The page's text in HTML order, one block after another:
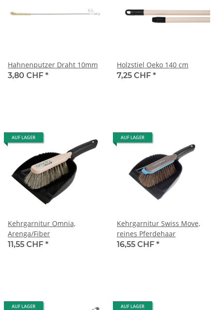
Hahnenputzer Draht 10mm
3,80 CHF *
Holzstiel Oeko 140 cm
7,25 CHF *
AUF LAGER
Kehrgarnitur Omnia,
Arenga/Fiber
11,55 CHF *
AUF LAGER
Kehrgarnitur Swiss Move,
reines Pferdehaar
16,55 CHF *
AUF LAGER AUF LAGER